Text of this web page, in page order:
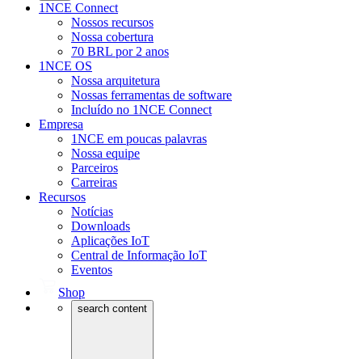
1NCE Connect
Nossos recursos
Nossa cobertura
70 BRL por 2 anos
1NCE OS
Nossa arquitetura
Nossas ferramentas de software
Incluído no 1NCE Connect
Empresa
1NCE em poucas palavras
Nossa equipe
Parceiros
Carreiras
Recursos
Notícias
Downloads
Aplicações IoT
Central de Informação IoT
Eventos
Shop
search content